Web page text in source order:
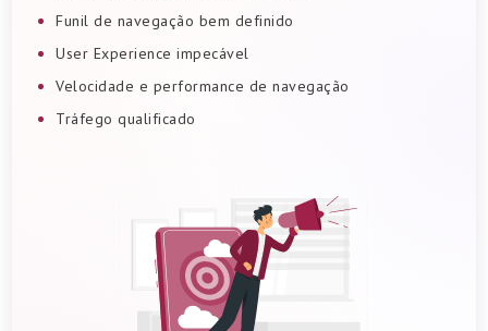
Funil de navegação bem definido
User Experience impecável
Velocidade e performance de navegação
Tráfego qualificado